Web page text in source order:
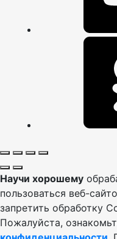
Научи хорошему
пользоваться веб-
запретить обработку
Пожалуйста,